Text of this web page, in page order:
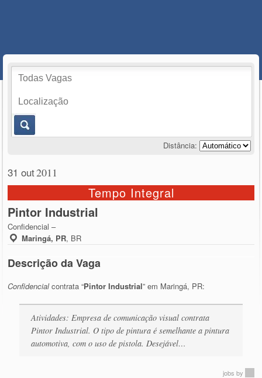
Distância:
31 out2011
Tempo Integral
Pintor Industrial
Confidencial –
Maringá, PR, BR
Descrição da Vaga
Confidencialcontrata “Pintor Industrial” em Maringá, PR:
Atividades: Empresa de comunicação visual contrata
Pintor Industrial. O tipo de pintura é semelhante a pintura
automotiva, com o uso de pistola. Desejável…
jobs by